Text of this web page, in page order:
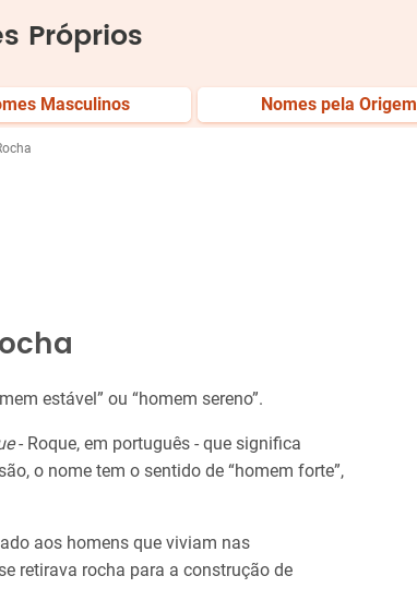
Próprios
Masculinos Nomes pela Origem
estável” ou “homem sereno”.
- Roque, em português - que significa
o nome tem o sentido de “homem forte”,
aos homens que viviam nas
retirava rocha para a construção de